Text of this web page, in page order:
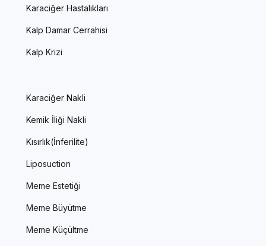
Karaciğer Hastalıkları
Kalp Damar Cerrahisi
Kalp Krizi
Karaciğer Nakli
Kemik İliği Nakli
Kısırlık(İnferilite)
Liposuction
Meme Estetiği
Meme Büyütme
Meme Küçültme